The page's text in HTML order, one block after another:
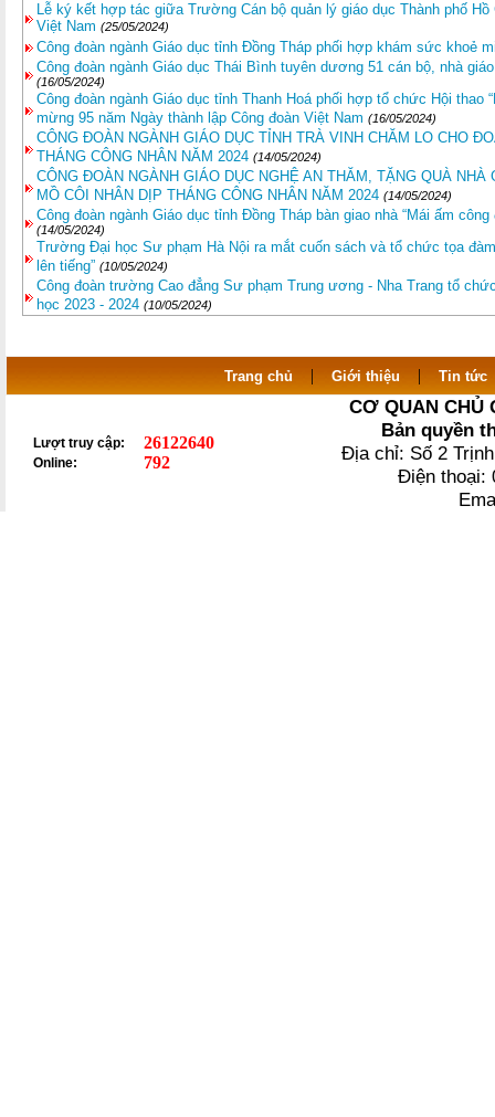
Lễ ký kết hợp tác giữa Trường Cán bộ quản lý giáo dục Thành phố
Việt Nam (25/05/2024)
Công đoàn ngành Giáo dục tỉnh Đồng Tháp phối hợp khám sức khoẻ
Công đoàn ngành Giáo dục Thái Bình tuyên dương 51 cán bộ, nhà
(16/05/2024)
Công đoàn ngành Giáo dục tỉnh Thanh Hoá phối hợp tổ chức Hội thao
mừng 95 năm Ngày thành lập Công đoàn Việt Nam (16/05/2024)
CÔNG ĐOÀN NGÀNH GIÁO DỤC TỈNH TRÀ VINH CHĂM LO CHO
THÁNG CÔNG NHÂN NĂM 2024 (14/05/2024)
CÔNG ĐOÀN NGÀNH GIÁO DỤC NGHỆ AN THĂM, TẶNG QUÀ
MỒ CÔI NHÂN DỊP THÁNG CÔNG NHÂN NĂM 2024 (14/05/2024)
Công đoàn ngành Giáo dục tỉnh Đồng Tháp bàn giao nhà “Mái ấm
(14/05/2024)
Trường Đại học Sư phạm Hà Nội ra mắt cuốn sách và tổ chức tọa
lên tiếng” (10/05/2024)
Công đoàn trường Cao đẳng Sư phạm Trung ương - Nha Trang tổ
học 2023 - 2024 (10/05/2024)
Trang chủ | Giới thiệu | Tin tức
Lượt truy cập: 26122640
Online: 792
CƠ QUAN CHỦ
Bản quyền
Địa chỉ: Số 2
Điện